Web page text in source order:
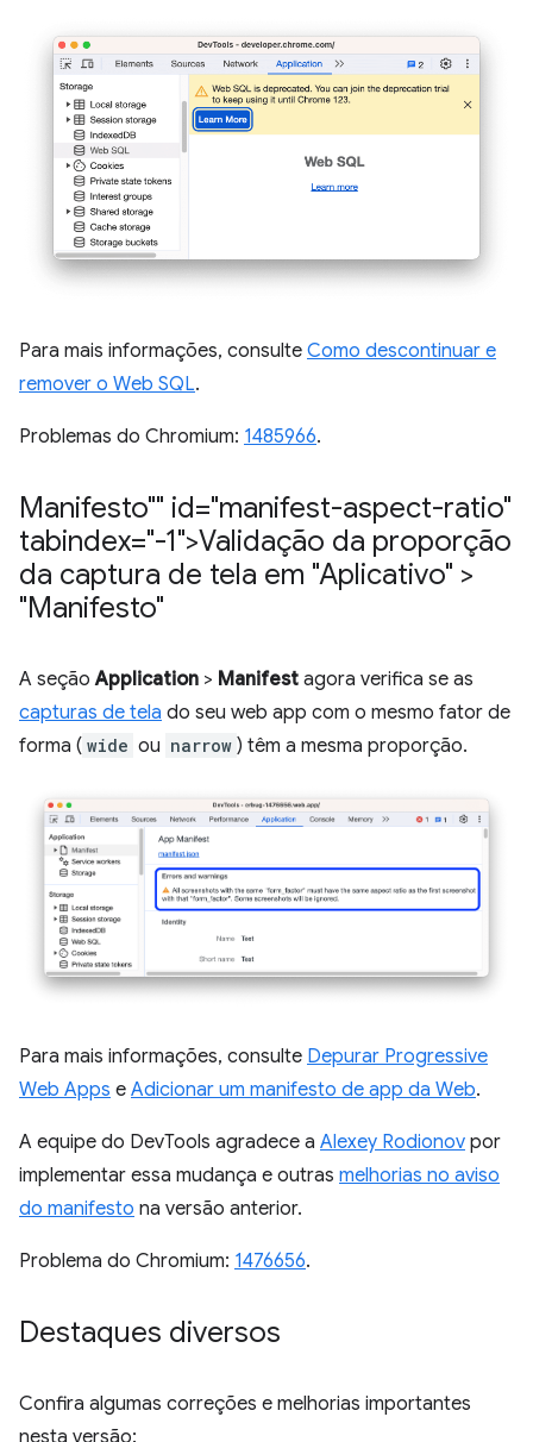
Para mais informações, consulte Como descontinuar e
remover o Web SQL.
Problemas do Chromium: 1485966.
Manifesto"" id="manifest-aspect-ratio"
tabindex="-1">Validação da proporção
da captura de tela em "Aplicativo" >
"Manifesto"
A seçãoApplication > Manifest agora verifica se as
capturas de tela do seu web app com o mesmo fator de
forma ( wide ou narrow ) têm a mesma proporção.
Para mais informações, consulte Depurar Progressive
Web Apps e Adicionar um manifesto de app da Web.
A equipe do DevTools agradece a Alexey Rodionov por
implementar essa mudança e outras melhorias no aviso
do manifesto na versão anterior.
Problema do Chromium: 1476656.
Destaques diversos
Confira algumas correções e melhorias importantes